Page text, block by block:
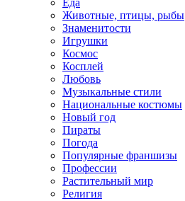
Еда
Животные, птицы, рыбы
Знаменитости
Игрушки
Космос
Косплей
Любовь
Музыкальные стили
Национальные костюмы
Новый год
Пираты
Погода
Популярные франшизы
Профессии
Растительный мир
Религия